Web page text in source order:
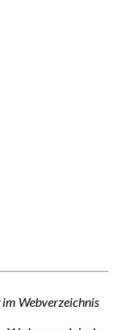
Webverzeichnis